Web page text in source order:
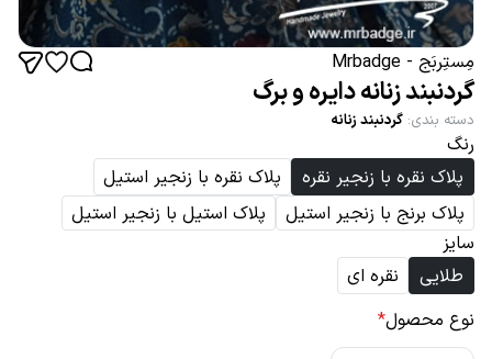
مِستِربَج - Mrbadge
گردنبند زنانه دایره و برگ
دسته بندی: گردنبند زنانه
رنگ
پلاک نقره با زنجیر نقره
پلاک نقره با زنجیر استیل
پلاک برنج با زنجیر استیل
پلاک استیل با زنجیر استیل
سایز
طلایی
نقره ای
نوع محصول*